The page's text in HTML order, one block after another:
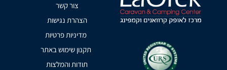
צור קשר
הצהרת נגישות
מדיניות פרטיות
תקנון שימוש באתר
תודות והמלצות